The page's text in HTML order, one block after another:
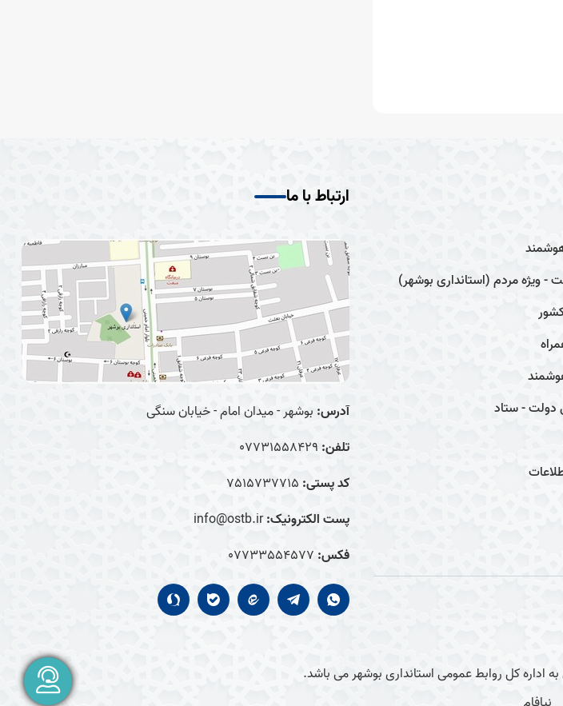
ویژه مردم (استانداری بوشهر)
دولت - ستاد
ارتباط با ما
آدرس: بوشهر - میدان امام - خیابان سنگی
تلفن: 07731558429
کد پستی: 7515737715
پست الکترونیک:info@ostb.ir
فکس: 07733554577
کل روابط عمومی استانداری بوشهر می باشد.